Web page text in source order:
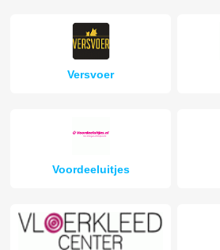
Versvoer
Voordeeluitjes